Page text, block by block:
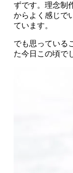
ずです。理念制
からよく感じで
ています。
でも思っている
た今日この頃で